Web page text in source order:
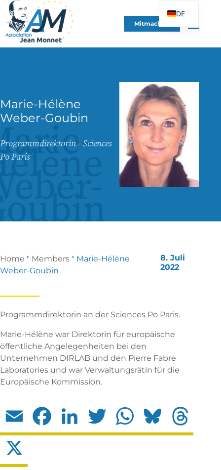
Mitmachen
Marie-Hélène
Weber-Goubin
Programmdirektorin - Sciences
Po Paris
Home " Members " Marie-Hélène
Weber-Goubin
8. Juli
2022
Programmdirektorin an der Sciences Po Paris.
Marie-Hélène war Direktorin für europäische
öffentliche Angelegenheiten bei den
Unternehmen DIRLAB und den Pierre Fabre
Laboratories und war Verwaltungsrätin für die
Europäische Kommission.
Email Facebook LinkedIn Twitter WhatsApp Bluesky
DE
FR
EN
PT
PL
UK